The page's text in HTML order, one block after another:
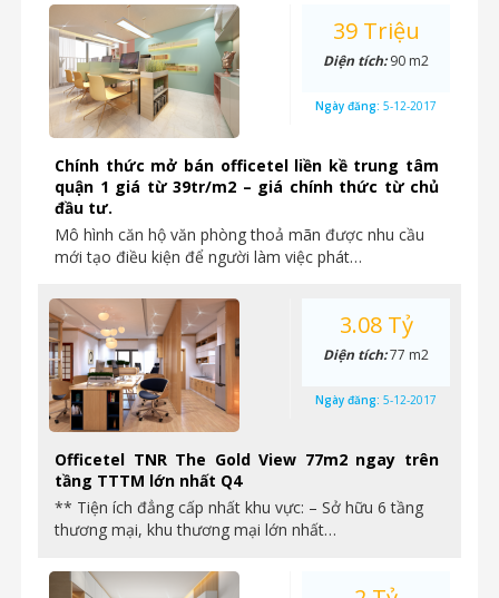
Chính thức mở bán officetel liền kề trung tâm
quận 1 giá từ 39tr/m2 – giá chính thức từ chủ
đầu tư.
Mô hình căn hộ văn phòng thoả mãn được nhu cầu
mới tạo điều kiện để người làm việc phát…
39 Triệu
Diện tích:90 m2
Ngày đăng: 5-12-2017
Officetel TNR The Gold View 77m2 ngay trên
tầng TTTM lớn nhất Q4
** Tiện ích đẳng cấp nhất khu vực: – Sở hữu 6 tầng
thương mại, khu thương mại lớn nhất…
3.08 Tỷ
Diện tích:77 m2
Ngày đăng: 5-12-2017